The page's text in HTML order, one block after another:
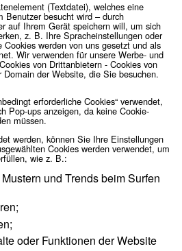
besuchen, werden möglicherweise
oder abgerufen, meist in
sich möglicherweise auf
und werden hauptsächlich
wie Sie es erwarten. Die
nicht direkt, können Ihnen
entscheiden, dass einige Arten
Datenelement (Textdatei),
Benutzer besucht wird –
auf Ihrem Gerät speichern
merken, z. B. Ihre
Cookies werden von uns
Wir verwenden für unsere
Cookies von Drittanbietern -
der Domain der Website, die Sie